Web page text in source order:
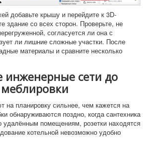
добавьте крышу и перейдите к 3D-
здание со всех сторон. Проверьте, не
согласуется ли она с
ли лишние сложные участки. После
материалы и сравните несколько
инженерные сети до
на планировку сильнее, чем кажется на
обнаруживаются поздно, когда сантехника
удалённым помещениям, розетки находятся
котельной невозможно удобно